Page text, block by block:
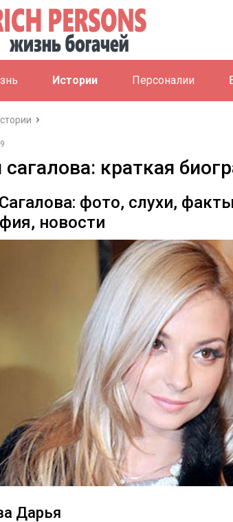
Истории Персоналии
краткая
фото, слухи,
новости
Дарья